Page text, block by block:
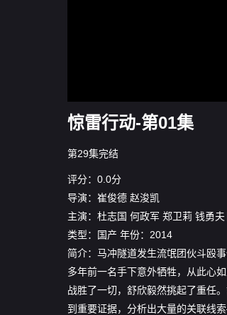
惊雷行动-第01集
第29集完结
评分：0.0分
导演： 崔俊德 赵浚凯
主演： 杜志国 何政军 郑卫莉 钱勇夫
类型：
国产 年份： 2014
简介：马冲隧道发生流氓团伙斗殴
多年前一名手下意外牺牲，从此心
战胜了一切，舒欣毅然挑起了重任
到重要证据，分析出大量的关联线